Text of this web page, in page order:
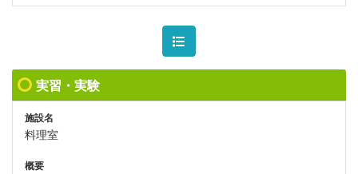
実習・実験
施設名
料理室
概要